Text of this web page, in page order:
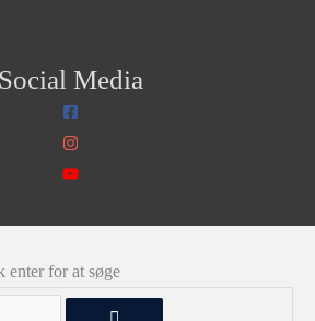
Social Media
enter for at søge